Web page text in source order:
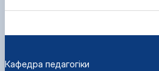
Кафедра педагогіки